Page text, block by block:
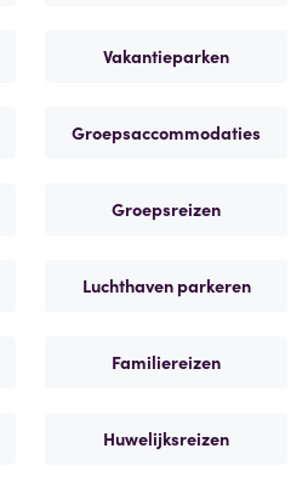
Vakantieparken
Groepsaccommodaties
Groepsreizen
Luchthaven parkeren
Familiereizen
Huwelijksreizen